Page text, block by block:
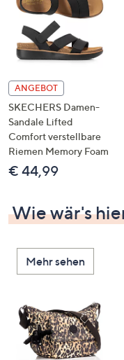
ANGEBOT
SKECHERS Damen-
Sandale Lifted
Comfort verstellbare
Riemen Memory Foam
€ 44,99
Wie wär's
Mehr sehen